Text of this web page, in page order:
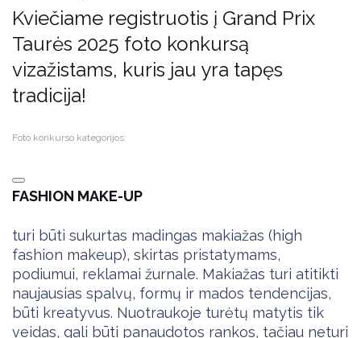
Kviečiame registruotis į Grand Prix
Taurės 2025 foto konkursą
vizažistams, kuris jau yra tapęs
tradicija!
Foto konkurso kategorijos:
FASHION MAKE-UP
turi būti sukurtas madingas makiažas (high
fashion makeup), skirtas pristatymams,
podiumui, reklamai žurnale. Makiažas turi atitikti
naujausias spalvų, formų ir mados tendencijas,
būti kreatyvus. Nuotraukoje turėtų matytis tik
veidas, gali būti panaudotos rankos, tačiau neturi